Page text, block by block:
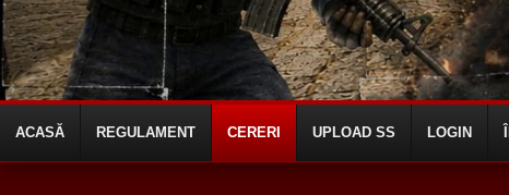
ACASĂ REGULAMENT CERERI UPLOAD SS LOGIN